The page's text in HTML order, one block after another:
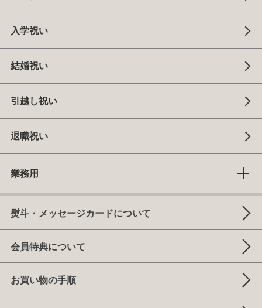
入学祝い
結婚祝い
引越し祝い
退職祝い
業務用
熨斗・メッセージカードについて
会員特典について
お買い物の手順